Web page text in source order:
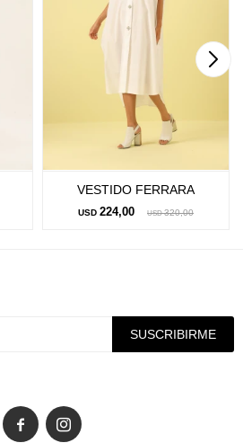
VESTIDO FERRARA
USD 224,00 USD 320,00
SUSCRIBIRME
 